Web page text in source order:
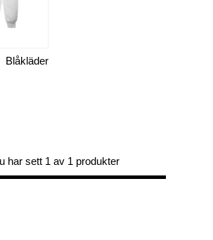
Blåkläder
har sett 1 av 1 produkter